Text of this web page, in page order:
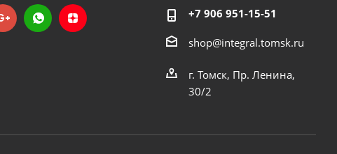
+7 906 951-15-51
shop@integral.tomsk.ru
г. Томск, Пр. Ленина,
30/2